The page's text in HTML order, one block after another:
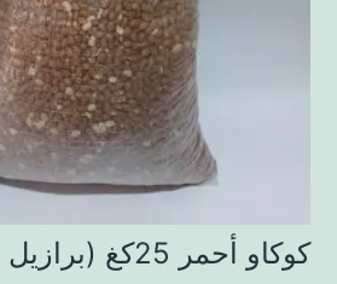
كوكاو أحمر 25كغ (برازيل )